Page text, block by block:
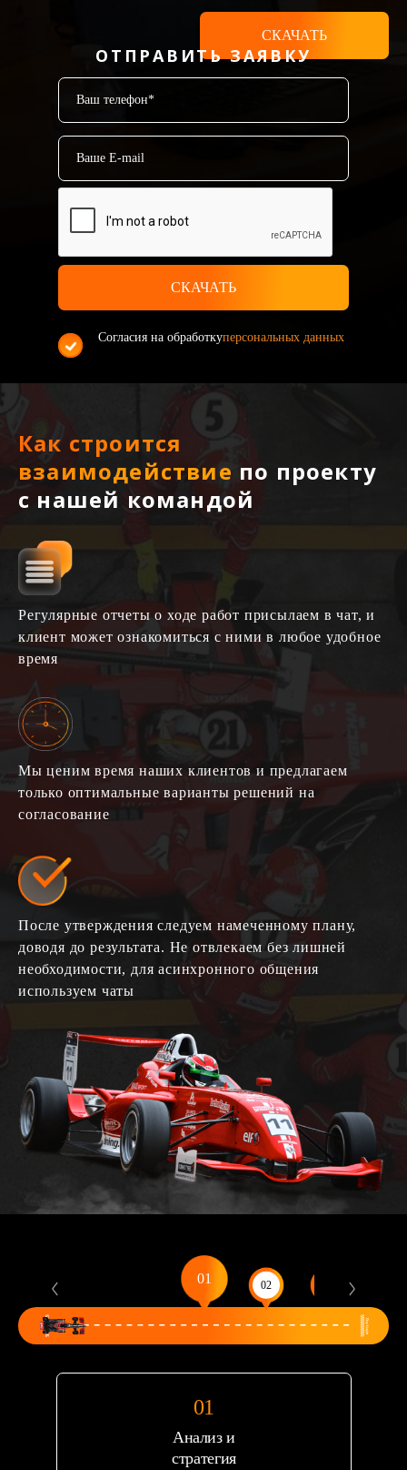
СКАЧАТЬ
ОТПРАВИТЬ ЗАЯВКУ
Согласия на обработкуперсональных данных
Как строится
взаимодействие по проекту
с нашей командой
Регулярные отчеты о ходе работ присылаем в чат, и
клиент может ознакомиться с ними в любое удобное
время
Мы ценим время наших клиентов и предлагаем
только оптимальные варианты решений на
согласование
После утверждения следуем намеченному плану,
доводя до результата. Не отвлекаем без лишней
необходимости, для асинхронного общения
используем чаты
Анализ и
стратегия